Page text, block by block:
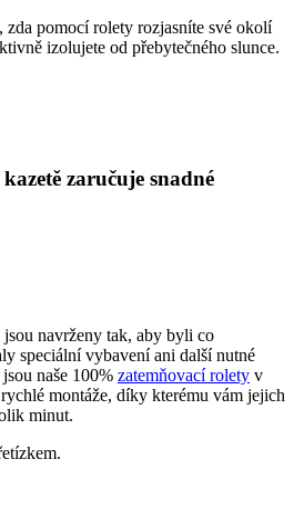
zda pomocí rolety rozjasníte své okolí
izolujete od přebytečného slunce.
zaručuje snadné
jsou navrženy tak, aby byli co
speciální vybavení ani další nutné
naše 100% zatemňovací rolety v
montáže, díky kterému vám jejich
minut.